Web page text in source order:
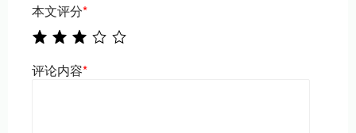
本文评分*
评论内容*